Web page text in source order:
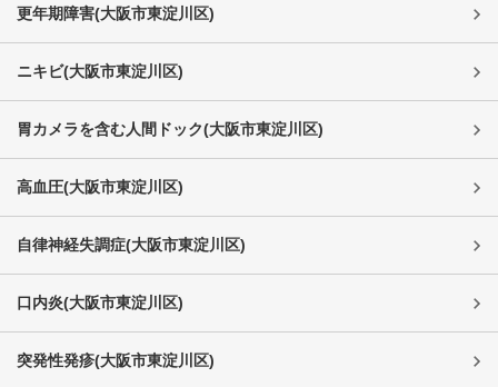
更年期障害(大阪市東淀川区)
ニキビ(大阪市東淀川区)
胃カメラを含む人間ドック(大阪市東淀川区)
高血圧(大阪市東淀川区)
自律神経失調症(大阪市東淀川区)
口内炎(大阪市東淀川区)
突発性発疹(大阪市東淀川区)